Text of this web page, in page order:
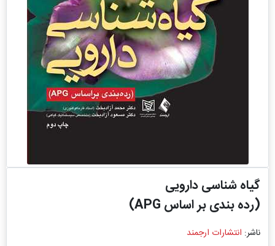
گیاه شناسی دارویی
(رده بندی بر اساس APG)
ناشر: انتشارات ارجمند